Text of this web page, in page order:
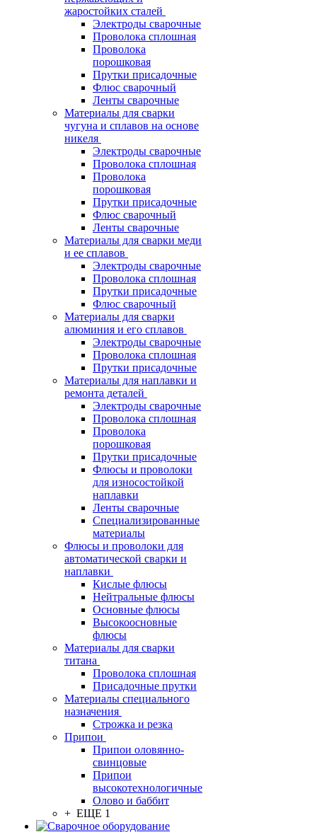
жаростойких сталей
Электроды сварочные
Проволока сплошная
Проволока
порошковая
Прутки присадочные
Флюс сварочный
Ленты сварочные
Материалы для сварки
чугуна и сплавов на основе
никеля
Электроды сварочные
Проволока сплошная
Проволока
порошковая
Прутки присадочные
Флюс сварочный
Ленты сварочные
Материалы для сварки меди
и ее сплавов
Электроды сварочные
Проволока сплошная
Прутки присадочные
Флюс сварочный
Материалы для сварки
алюминия и его сплавов
Электроды сварочные
Проволока сплошная
Прутки присадочные
Материалы для наплавки и
ремонта деталей
Электроды сварочные
Проволока сплошная
Проволока
порошковая
Прутки присадочные
Флюсы и проволоки
для износостойкой
наплавки
Ленты сварочные
Специализированные
материалы
Флюсы и проволоки для
автоматической сварки и
наплавки
Кислые флюсы
Нейтральные флюсы
Основные флюсы
Высокоосновные
флюсы
Материалы для сварки
титана
Проволока сплошная
Присадочные прутки
Материалы специального
назначения
Строжка и резка
Припои
Припои оловянно-
свинцовые
Припои
высокотехнологичные
Олово и баббит
+ ЕЩЕ 1